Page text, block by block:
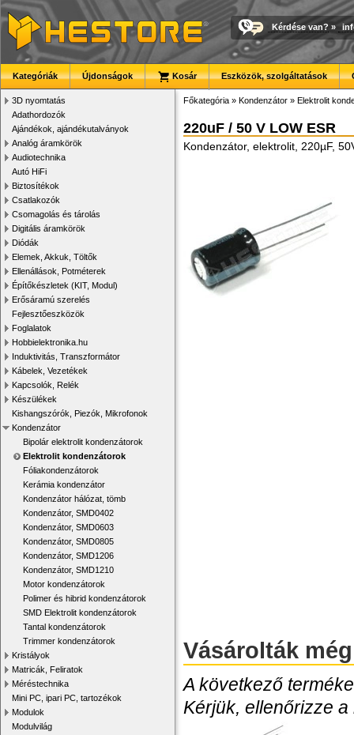
Kérdése van? »
Kategóriák Újdonságok Kosár Eszközök, szolgáltatások
3D nyomtatás
Adathordozók
Ajándékok, ajándékutalványok
Analóg áramkörök
Audiotechnika
Autó HiFi
Biztosítékok
Csatlakozók
Csomagolás és tárolás
Digitális áramkörök
Diódák
Elemek, Akkuk, Töltők
Ellenállások, Potméterek
Építőkészletek (KIT, Modul)
Erősáramú szerelés
Fejlesztőeszközök
Foglalatok
Hobbielektronika.hu
Induktivitás, Transzformátor
Kábelek, Vezetékek
Kapcsolók, Relék
Készülékek
Kishangszórók, Piezók, Mikrofonok
Kondenzátor
Bipolár elektrolit kondenzátorok
Elektrolit kondenzátorok
Fóliakondenzátorok
Kerámia kondenzátor
Kondenzátor hálózat, tömb
Kondenzátor, SMD0402
Kondenzátor, SMD0603
Kondenzátor, SMD0805
Kondenzátor, SMD1206
Kondenzátor, SMD1210
Motor kondenzátorok
Polimer és hibrid kondenzátorok
SMD Elektrolit kondenzátorok
Tantal kondenzátorok
Trimmer kondenzátorok
Kristályok
Matricák, Feliratok
Méréstechnika
Mini PC, ipari PC, tartozékok
Modulok
Modulvilág
Főkategória » Kondenzátor » Elektrolit
220uF / 50 V LOW ESR
Kondenzátor, elektrolit, 220µF,
Vásárolták még
A következő
Kérjük, ellenőrizze